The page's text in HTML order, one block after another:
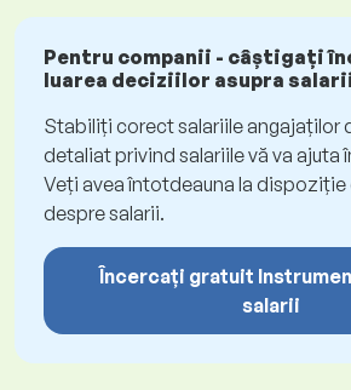
Pentru companii - câștigați
luarea deciziilor asupra
Stabiliți corect salariile angajaților
detaliat privind salariile vă va ajuta
Veți avea întotdeauna la
despre salarii.
Încercați gratuit
salarii